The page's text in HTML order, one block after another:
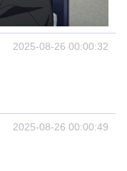
2025-08-26 00:00:32
2025-08-26 00:00:49